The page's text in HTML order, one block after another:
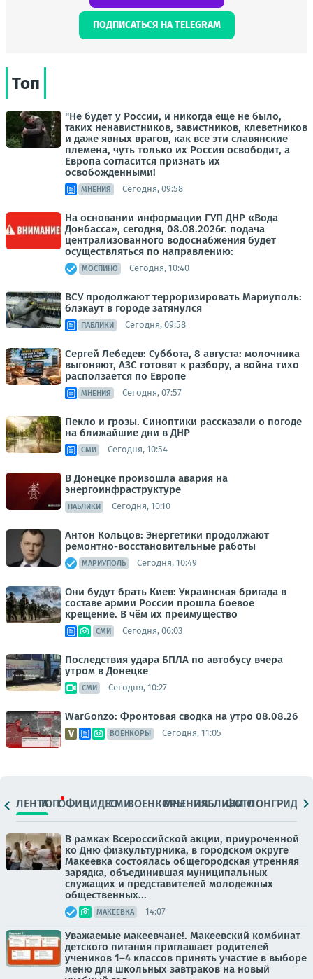
ПОДПИСАТЬСЯ НА TELEGRAM
Топ
"Не будет у России, и никогда еще не было,
таких ненавистников, завистников, клеветников
и даже явных врагов, как все эти славянские
племена, чуть только их Россия освободит, а
Европа согласится признать их
освобожденными!
МНЕНИЯ Сегодня, 09:58
На основании информации ГУП ДНР «Вода
Донбасса», сегодня, 08.08.2026г. подача
централизованного водоснабжения будет
осуществляться по направлению:
МОСПИНО Сегодня, 10:40
ВСУ продолжают терроризировать Мариуполь:
блэкаут в городе затянулся
ПАБЛИКИ Сегодня, 09:58
Сергей Лебедев: Суббота, 8 августа: молочника
выгоняют, АЗС готовят к разбору, а война тихо
расползается по Европе
МНЕНИЯ Сегодня, 07:57
Пекло и грозы. Синоптики рассказали о погоде
на ближайшие дни в ДНР
СМИ Сегодня, 10:54
В Донецке произошла авария на
энергоинфраструктуре
ПАБЛИКИ Сегодня, 10:10
Антон Кольцов: Энергетики продолжают
ремонтно-восстановительные работы
МАРИУПОЛЬ Сегодня, 10:49
Они будут брать Киев: Украинская бригада в
составе армии России прошла боевое
крещение. В чём их преимущество
СМИ Сегодня, 06:03
Последствия удара БПЛА по автобусу вчера
утром в Донецке
СМИ Сегодня, 10:27
WarGonzo: Фронтовая сводка на утро 08.08.26
ВОЕНКОРЫ Сегодня, 11:05
ЛЕНТАТОПОФИЦ.ВИДЕОСМИВОЕНКОРЫМНЕНИЯПАБЛИКИ
ФОТОЛОНГРИДЫ
В рамках Всероссийской акции, приуроченной
ко Дню физкультурника, в городском округе
Макеевка состоялась общегородская утренняя
зарядка, объединившая муниципальных
служащих и представителей молодежных
общественных...
МАКЕЕВКА 14:07
Уважаемые макеевчане!. Макеевский комбинат
детского питания приглашает родителей
учеников 1–4 классов принять участие в выборе
меню для школьных завтраков на новый